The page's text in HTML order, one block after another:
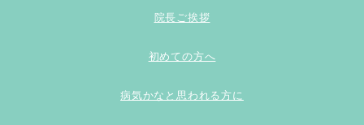
院長ご挨拶
初めての方へ
病気かなと思われる方に